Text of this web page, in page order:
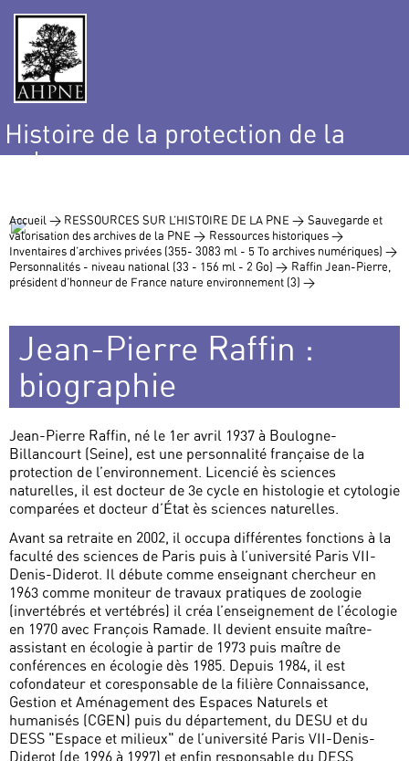
Histoire de la protection de la
nature
Accueil > RESSOURCES SUR L’HISTOIRE DE LA PNE > Sauvegarde et
valorisation des archives de la PNE > Ressources historiques >
Inventaires d’archives privées (355- 3083 ml - 5 To archives numériques) >
Personnalités - niveau national (33 - 156 ml - 2 Go) > Raffin Jean-Pierre,
président d’honneur de France nature environnement (3) >
Jean-Pierre Raffin :
biographie
Jean-Pierre Raffin, né le 1er avril 1937 à Boulogne-
Billancourt (Seine), est une personnalité française de la
protection de l’environnement. Licencié ès sciences
naturelles, il est docteur de 3e cycle en histologie et cytologie
comparées et docteur d’État ès sciences naturelles.
Avant sa retraite en 2002, il occupa différentes fonctions à la
faculté des sciences de Paris puis à l’université Paris VII-
Denis-Diderot. Il débute comme enseignant chercheur en
1963 comme moniteur de travaux pratiques de zoologie
(invertébrés et vertébrés) il créa l’enseignement de l’écologie
en 1970 avec François Ramade. Il devient ensuite maître-
assistant en écologie à partir de 1973 puis maître de
conférences en écologie dès 1985. Depuis 1984, il est
cofondateur et coresponsable de la filière Connaissance,
Gestion et Aménagement des Espaces Naturels et
humanisés (CGEN) puis du département, du DESU et du
DESS "Espace et milieux" de l’université Paris VII-Denis-
Diderot (de 1996 à 1997) et enfin responsable du DESS